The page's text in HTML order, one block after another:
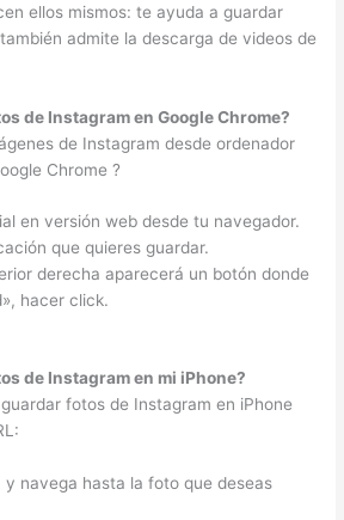
ellos mismos: te ayuda a guardar
admite la descarga de videos de
de Instagram en Google Chrome?
de Instagram desde ordenador
Chrome ?
en versión web desde tu navegador.
que quieres guardar.
derecha aparecerá un botón donde
hacer click.
de Instagram en mi iPhone?
fotos de Instagram en iPhone
y navega hasta la foto que deseas